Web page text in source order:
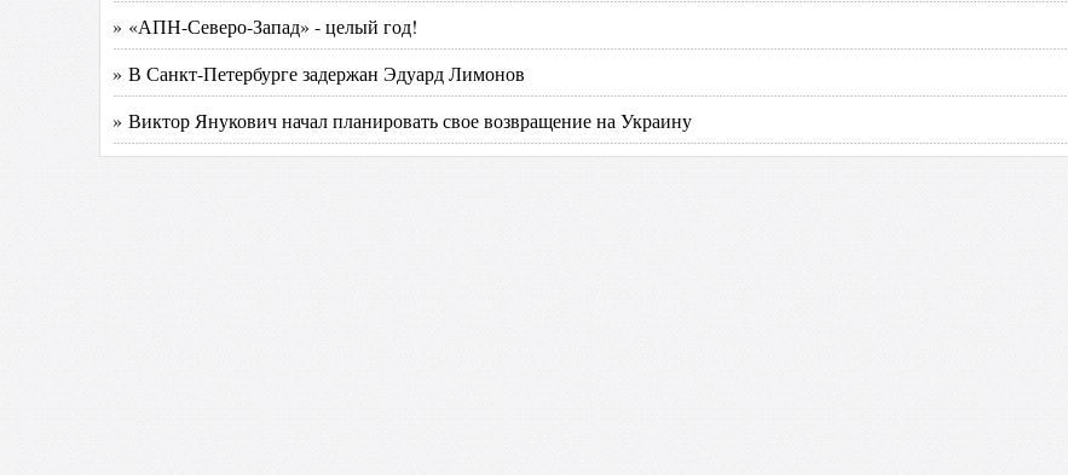
» «АПН-Северо-Запад» - целый год!
» В Санкт-Петербурге задержан Эдуард Лимонов
» Виктор Янукович начал планировать свое возвращение на Украину